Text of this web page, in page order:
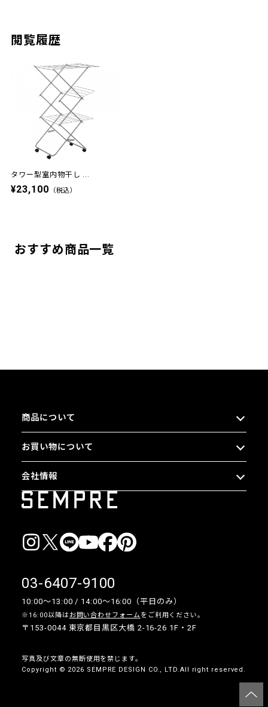
閲覧履歴
タワー型室内物干し ...
¥23,100 （税込）
おすすめ商品一覧
商品について
お買い物について
会社情報
03-6407-9100
10:00〜13:00 / 14:00〜16:00（平日のみ）
※16:00以降は お問い合わせフォームをご利用ください。
〒153-0044 東京都目黒区大橋 2-16-26 1F・2F
写真及び文章の無断使用を禁じます。
Copyright © 2026 SEMPRE DESIGN CO., LTD.All right reserved.